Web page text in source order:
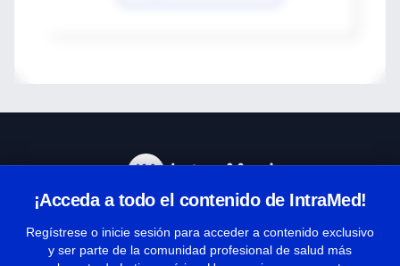
¡Acceda a todo el contenido de IntraMed!
Regístrese o inicie sesión para acceder a contenido exclusivo
y ser parte de la comunidad profesional de salud más